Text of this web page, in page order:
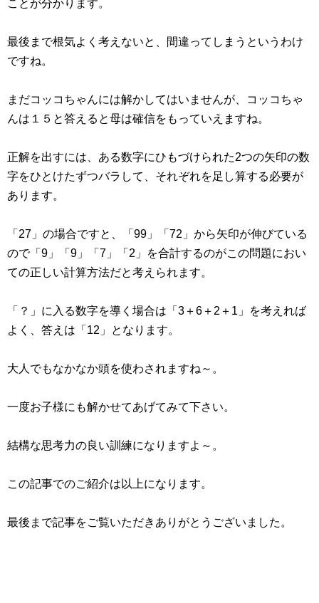
ことが分かります。
最後まで根気よく考えないと、間違ってしまうというわけ
ですね。
まだコッコちゃんには解かしてはいませんが、コッコちゃ
んは１５と答えると母は確信をもっていえますね。
正解を出すには、ある数字にひもづけられた2つの矢印の数
字をひとけたずつバラして、それぞれを足し算する必要が
あります。
「27」の場合ですと、「99」「72」から矢印が伸びている
ので「9」「9」「7」「2」を合計するのがこの問題におい
ての正しい計算方法だと考えられます。
「？」に入る数字を導く場合は「3＋6＋2＋1」を考えれば
よく、答えは「12」となります。
大人でもなかなか頭を使わされますね～。
一度お子様にも解かせてあげてみて下さい。
結構な思考力の良い訓練になりますよ～。
この記事でのご紹介は以上になります。
最後まで記事をご覧いただきありがとうございました。